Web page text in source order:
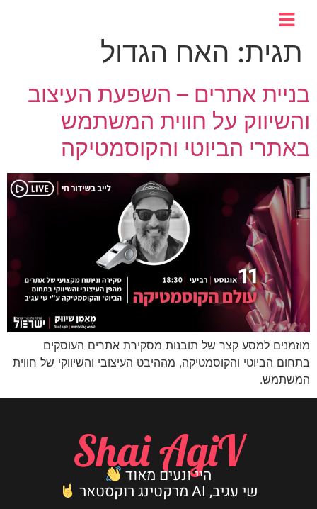
תגית: האח הגדול
בניית אתרים – השפעת העיצוב
והשיווק על חווית המשתמש
באתרי הביוטי והקוסמטיקה
מוזמנים למסע קצר של תובנות מסקירת אתרים העוסקים
בתחום הביוטי והקוסמטיקה, מההיבט העיצובי והשיווקי של חווית
המשתמש.
Shai AgiV
היי ונעים מאוד
שי עגיב, AI מרקטינג רוקסטאר